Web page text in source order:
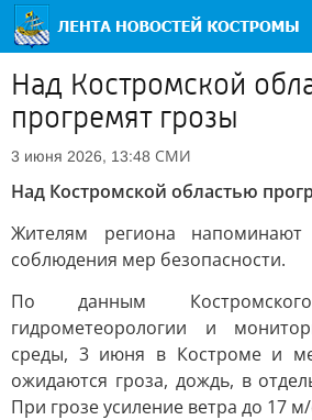
Над Костромской
прогремят грозы
3 июня 2026, 13:48 СМИ
Над Костромской областью
Жителям региона
соблюдения мер безопасности.
По данным
гидрометеорологии и
среды, 3 июня в Костроме и
ожидаются гроза, дождь, в
При грозе усиление ветра до 17